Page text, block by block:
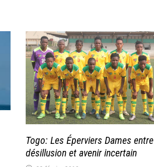
Togo: Les Éperviers Dames entre
désillusion et avenir incertain